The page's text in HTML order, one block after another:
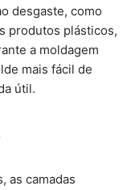
desgaste, como
produtos plásticos,
a moldagem
mais fácil de
útil.
as camadas